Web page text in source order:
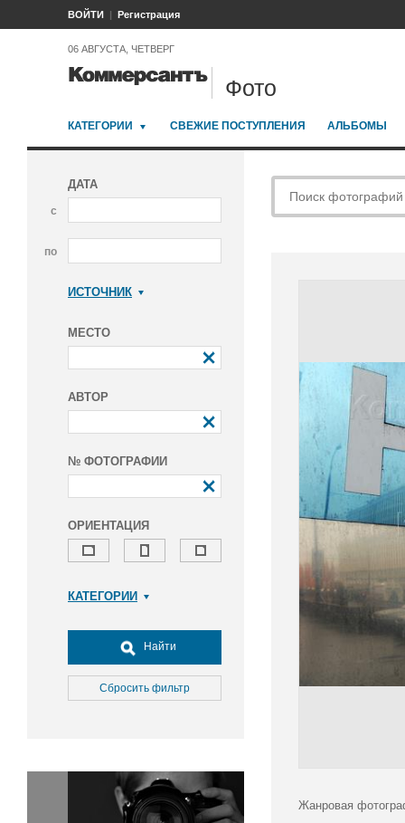
ВОЙТИ Регистрация
06 АВГУСТА, ЧЕТВЕРГ
Фото
КАТЕГОРИИ СВЕЖИЕ ПОСТУПЛЕНИЯ АЛЬБОМЫ
ДАТА
с
по
ИСТОЧНИК
МЕСТО
АВТОР
№ ФОТОГРАФИИ
ОРИЕНТАЦИЯ
КАТЕГОРИИ
Досуг, туризм и отдых
Культура
Медицина
Окружающая среда
Политика
Найти
Сбросить фильтр
Жанровая